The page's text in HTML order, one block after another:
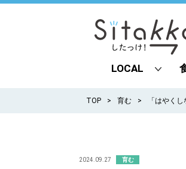
LOCAL
道北
TOP 育む 「はやく
2024.09.27 育む